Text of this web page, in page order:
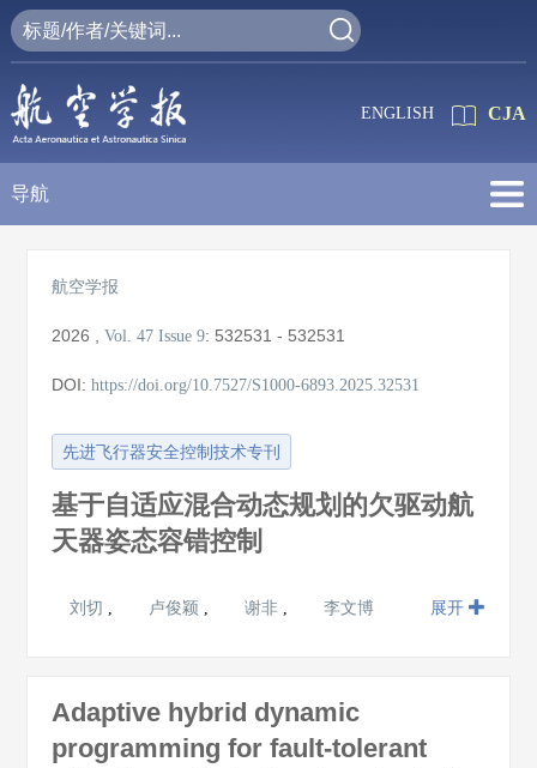
CJA
ENGLISH
导航
航空学报
2026 ,Vol. 47 Issue 9: 532531 - 532531
DOI:https://doi.org/10.7527/S1000-6893.2025.32531
先进飞行器安全控制技术专刊
基于自适应混合动态规划的欠驱动航
天器姿态容错控制
刘切 , 卢俊颖 , 谢非 , 李文博 展开
Adaptive hybrid dynamic
programming for fault-tolerant